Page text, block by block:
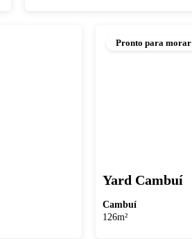
Pronto para morar
Yard Cambuí
Cambuí
126m²